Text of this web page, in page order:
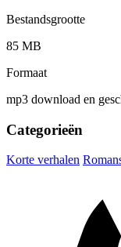
Bestandsgrootte
85 MB
Formaat
mp3 download en
Categorieën
Korte verhalen